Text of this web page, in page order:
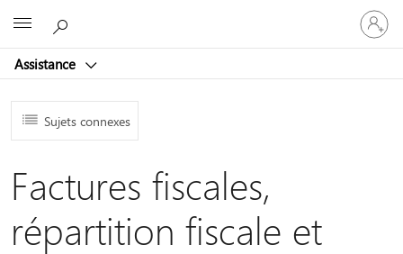
Assistance
vous
à
compte
Sujets connexes
Factures fiscales,
répartition fiscale et